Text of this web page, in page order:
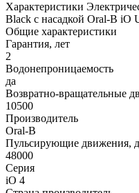
Характеристики
Black с насадкой Oral-B iO
Общие характеристики
Гарантия, лет
2
Водонепроницаемость
да
Возвратно-вращательные
10500
Производитель
Oral-B
Пульсирующие движения,
48000
Серия
iO 4